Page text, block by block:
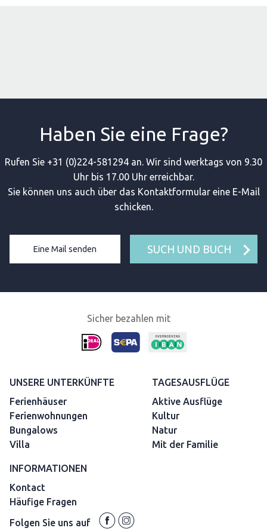
Haben Sie eine Frage?
Rufen Sie +31 (0)224-581294 an. Wir sind werktags von 9.30
Uhr bis 17.00 Uhr erreichbar.
Sie können uns auch über das Kontaktformular eine E-Mail
schicken.
Eine Mail senden SUCH UND BUCH
Sicher bezahlen mit
UNSERE UNTERKÜNFTE
Ferienhäuser
Ferienwohnungen
Bungalows
Villa
TAGESAUSFLÜGE
Aktive Ausflüge
Kultur
Natur
Mit der Familie
INFORMATIONEN
Kontact
Häufige Fragen
Folgen Sie uns auf